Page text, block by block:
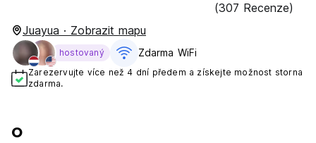
(307 Recenze)
Juayua · Zobrazit mapu
hostovaný Zdarma WiFi
Zarezervujte více než 4 dní předem a získejte možnost storna
zdarma.
O